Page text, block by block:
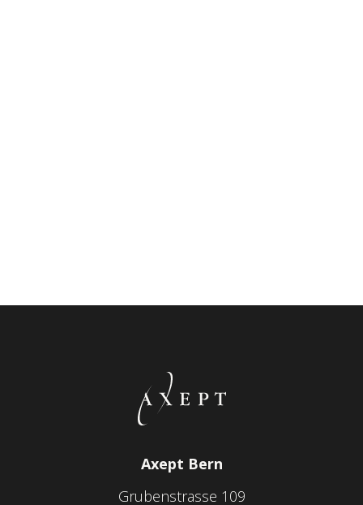
Axept Bern
Grubenstrasse 109